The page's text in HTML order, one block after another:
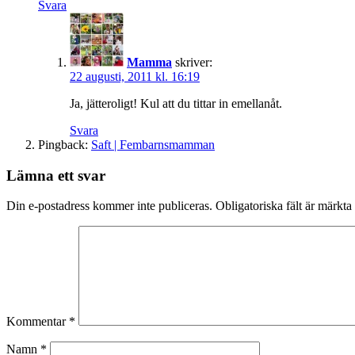
Svara
Mamma skriver:
22 augusti, 2011 kl. 16:19
Ja, jätteroligt! Kul att du tittar in emellanåt.
Svara
Pingback: Saft | Fembarnsmamman
Lämna ett svar
Din e-postadress kommer inte publiceras. Obligatoriska fält är märkta
Kommentar *
Namn *